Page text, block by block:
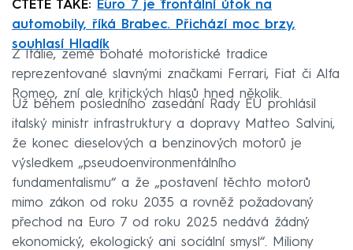
ČTĚTE TAKÉ:
Euro 7 je frontální útok na
automobily, říká Brabec. Přichází moc brzy,
souhlasí Hladík
Z Itálie, země bohaté motoristické tradice
reprezentované slavnými značkami Ferrari, Fiat či Alfa
Romeo, zní ale kritických hlasů hned několik.
Už během posledního zasedání Rady EU prohlásil
italský ministr infrastruktury a dopravy Matteo Salvini,
že konec dieselových a benzinových motorů je
výsledkem „pseudoenvironmentálního
fundamentalismu“ a že „postavení těchto motorů
mimo zákon od roku 2035 a rovněž požadovaný
přechod na Euro 7 od roku 2025 nedává žádný
ekonomický, ekologický ani sociální smysl“. Miliony